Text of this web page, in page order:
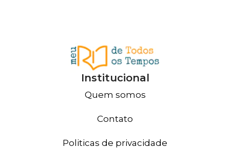
Institucional
Quem somos
Contato
Politicas de privacidade